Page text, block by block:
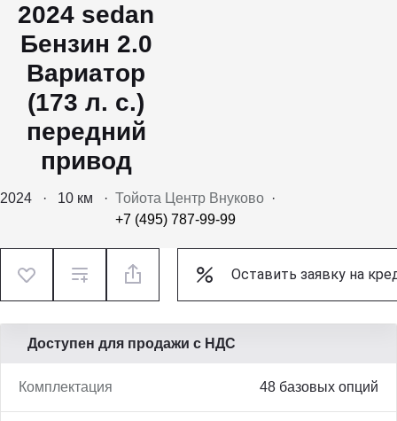
2024 sedan
Бензин 2.0
Вариатор
(173 л. с.)
передний
привод
2024 · 10 км · Тойота Центр Внуково ·
+7 (495) 787-99-99
Оставить заявку на
Доступен для продажи с НДС
Комплектация 48 базовых опций